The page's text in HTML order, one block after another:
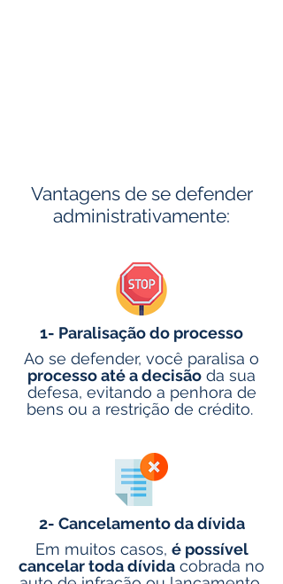
Vantagens de se defender
administrativamente:
1- Paralisação do processo
Ao se defender, você paralisa o
processo até a decisão da sua
defesa, evitando a penhora de
bens ou a restrição de crédito.
2- Cancelamento da dívida
Em muitos casos, é possível
cancelar toda dívida cobrada no